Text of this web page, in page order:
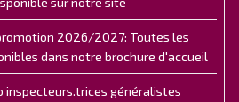
2026/2027: Toutes les
dans notre brochure d'accueil
inspecteurs.trices généralistes